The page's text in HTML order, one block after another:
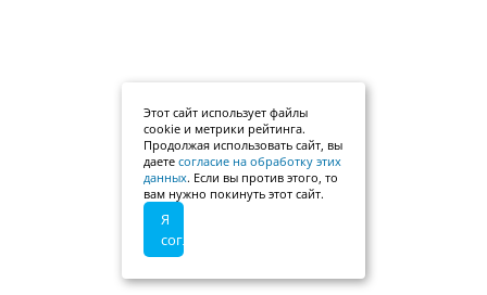
Этот сайт использует файлы
cookie и метрики рейтинга.
Продолжая использовать сайт, вы
даете согласие на обработку этих
данных. Если вы против этого, то
вам нужно покинуть этот сайт.
Я
согласен